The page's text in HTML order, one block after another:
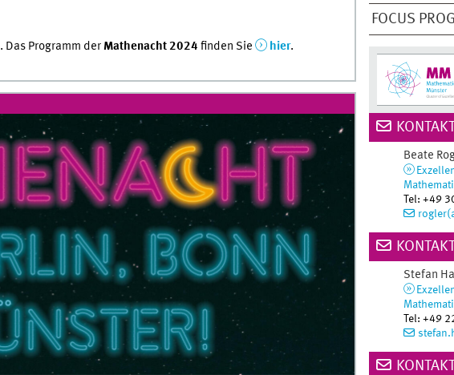
FOCUS
. Das Programm derMathenacht 2024 finden Sie hier.
Beate
Tel:+49
Stefan
Tel:+49